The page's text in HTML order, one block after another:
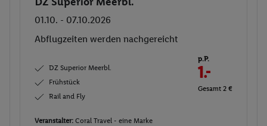
01.10. - 07.10.2026
Abflugzeiten werden nachgereicht
DZ Superior Meerbl.
Frühstück
Rail and Fly
p.P.
1.-
Gesamt 2 €
Veranstalter: Coral Travel - eine Marke